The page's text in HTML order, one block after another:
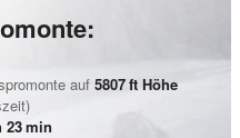
auf 5807ft Höhe
23min